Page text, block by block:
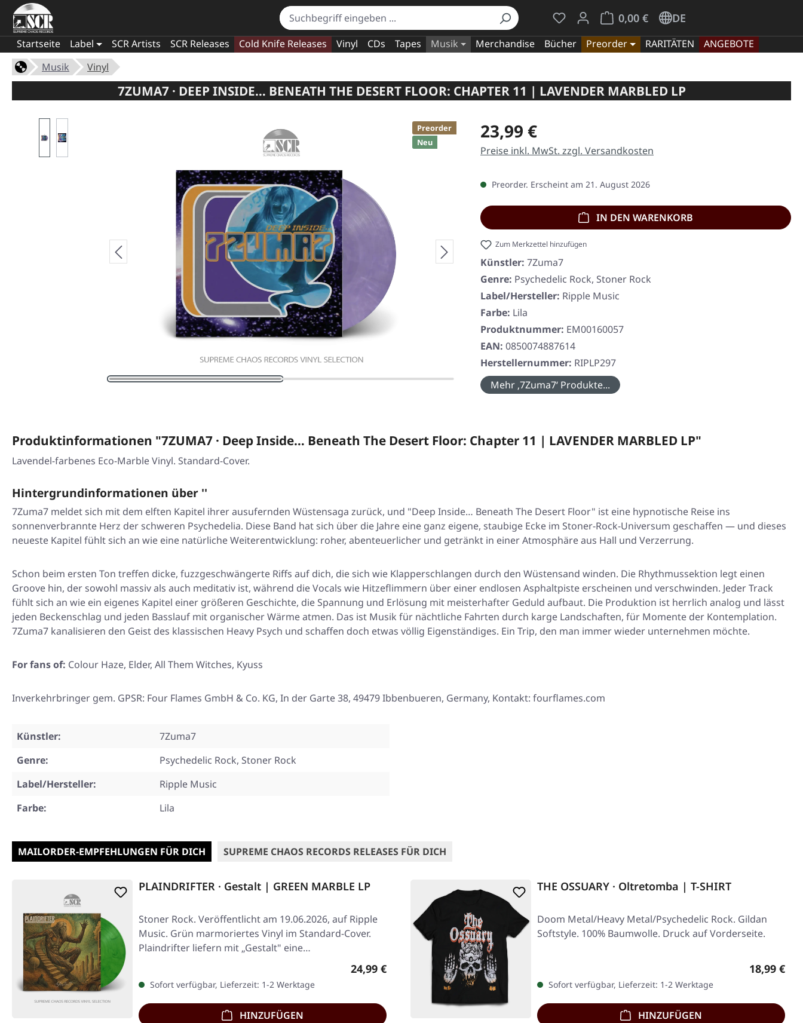
Du hast 0 Produkte auf dem Merkzettel
0,00 €
Warenkorb enthält 0 Positionen. Der
DE
Startseite Label SCR Artists SCR Releases Cold Knife Releases Vinyl CDs Tapes Musik Merchandise Bücher Preorder RARITÄTEN
ANGEBOTE
Musik
Vinyl
7ZUMA7 · DEEP INSIDE… BENEATH THE DESERT FLOOR: CHAPTER 11 | LAVENDER MARBLED LP
Preorder
Neu
Regulärer Preis:
23,99 €
Preise inkl. MwSt. zzgl. Versandkosten
Preorder. Erscheint am 21. August 2026
IN DEN WARENKORB
Zum Merkzettel hinzufügen
Künstler: 7Zuma7
Genre: Psychedelic Rock, Stoner Rock
Label/Hersteller: Ripple Music
Farbe: Lila
Produktnummer: EM00160057
EAN: 0850074887614
Herstellernummer: RIPLP297
Mehr ‚7Zuma7‘ Produkte...
Produktinformationen "7ZUMA7 · Deep Inside… Beneath The Desert Floor: Chapter 11 | LAVENDER MARBLED LP"
Lavendel-farbenes Eco-Marble Vinyl. Standard-Cover.
Hintergrundinformationen über ''
7Zuma7 meldet sich mit dem elften Kapitel ihrer ausufernden Wüstensaga zurück, und "Deep Inside… Beneath The Desert Floor" ist eine hypnotische Reise ins
sonnenverbrannte Herz der schweren Psychedelia. Diese Band hat sich über die Jahre eine ganz eigene, staubige Ecke im Stoner-Rock-Universum geschaffen — und dieses
neueste Kapitel fühlt sich an wie eine natürliche Weiterentwicklung: roher, abenteuerlicher und getränkt in einer Atmosphäre aus Hall und Verzerrung.
Schon beim ersten Ton treffen dicke, fuzzgeschwängerte Riffs auf dich, die sich wie Klapperschlangen durch den Wüstensand winden. Die Rhythmussektion legt einen
Groove hin, der sowohl massiv als auch meditativ ist, während die Vocals wie Hitzeflimmern über einer endlosen Asphaltpiste erscheinen und verschwinden. Jeder Track
fühlt sich an wie ein eigenes Kapitel einer größeren Geschichte, die Spannung und Erlösung mit meisterhafter Geduld aufbaut. Die Produktion ist herrlich analog und lässt
jeden Beckenschlag und jeden Basslauf mit organischer Wärme atmen. Das ist Musik für nächtliche Fahrten durch karge Landschaften, für Momente der Kontemplation.
7Zuma7 kanalisieren den Geist des klassischen Heavy Psych und schaffen doch etwas völlig Eigenständiges. Ein Trip, den man immer wieder unternehmen möchte.
For fans of: Colour Haze, Elder, All Them Witches, Kyuss
Inverkehrbringer gem. GPSR: Four Flames GmbH & Co. KG, In der Garte 38, 49479 Ibbenbueren, Germany, Kontakt: fourflames.com
Künstler:
7Zuma7
Genre:
Psychedelic Rock, Stoner Rock
Label/Hersteller:
Ripple Music
Farbe:
Lila
MAILORDER-EMPFEHLUNGEN FÜR DICH SUPREME CHAOS RECORDS RELEASES FÜR DICH
PLAINDRIFTER · Gestalt | GREEN MARBLE LP
Stoner Rock. Veröffentlicht am 19.06.2026, auf Ripple
Music. Grün marmoriertes Vinyl im Standard-Cover.
Plaindrifter liefern mit „Gestalt" eine…
Regulärer Preis:
24,99 €
Sofort verfügbar, Lieferzeit: 1-2 Werktage
HINZUFÜGEN
THE OSSUARY · Oltretomba | T-SHIRT
Doom Metal/Heavy Metal/Psychedelic Rock. Gildan
Softstyle. 100% Baumwolle. Druck auf Vorderseite.
Regulärer
18,99 €
Sofort verfügbar, Lieferzeit: 1-2 Werktage
HINZUFÜGEN